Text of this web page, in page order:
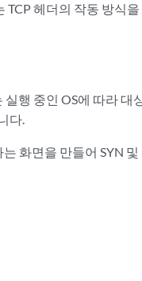
TCP 헤더의 작동 방식
행 중인 OS에 따라
다.
화면을 만들어 SYN